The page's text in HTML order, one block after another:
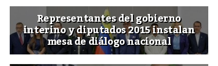
Representantes del gobierno
interino y diputados 2015 instalan
mesa de diálogo nacional